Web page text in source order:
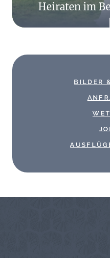
Heiraten im
BILDER